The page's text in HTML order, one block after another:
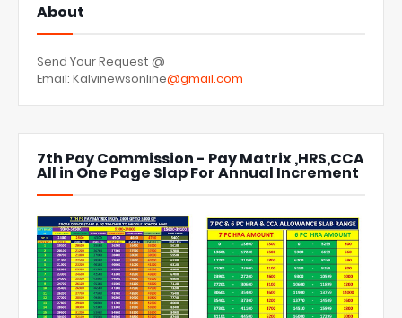
About
Send Your Request @
Email: Kalvinewsonline@gmail.com
7th Pay Commission - Pay Matrix ,HRS,CCA
All in One Page Slap For Annual Increment